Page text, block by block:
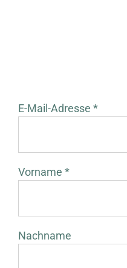
E-Mail-Adresse *
Vorname *
Nachname